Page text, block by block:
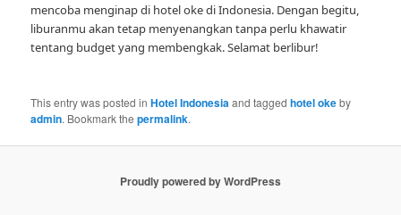
mencoba menginap di hotel oke di Indonesia. Dengan begitu,
liburanmu akan tetap menyenangkan tanpa perlu khawatir
tentang budget yang membengkak. Selamat berlibur!
This entry was posted inHotel Indonesiaand taggedhotel okeby
admin. Bookmark thepermalink.
Proudly powered by WordPress